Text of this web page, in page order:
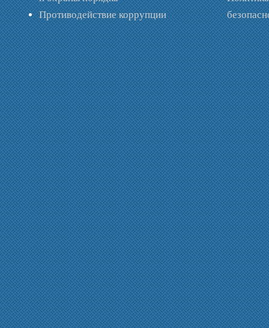
Противодействие коррупции